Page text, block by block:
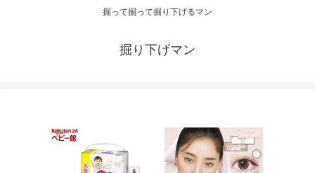
掘って掘って掘り下げるマン
掘り下げマン